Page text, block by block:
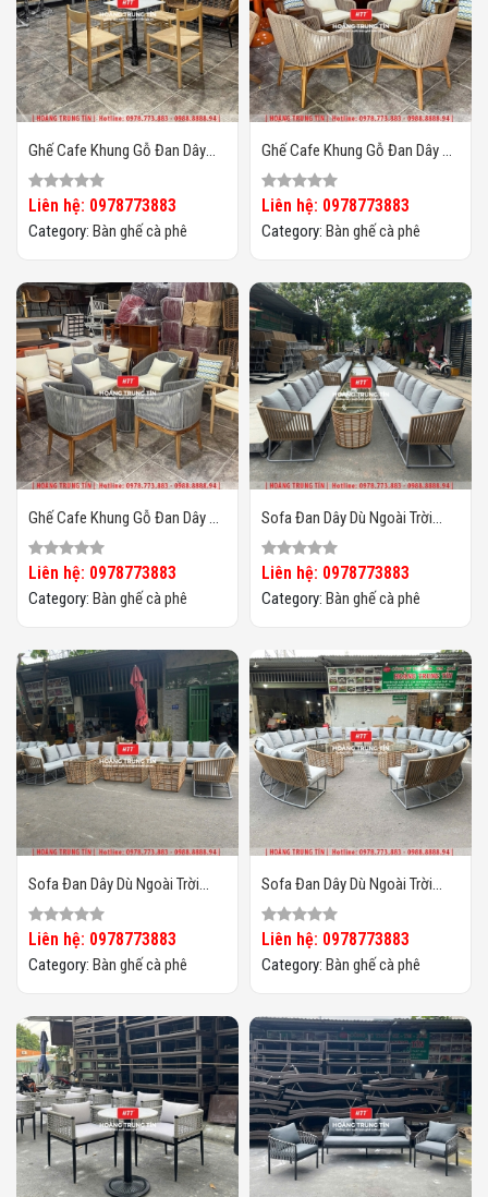
Ghế Cafe Khung Gỗ Đan Dây
Cói HTT01
Liên hệ: 0978773883
Category: Bàn ghế cà phê
Ghế Cafe Khung Gỗ Đan Dây Dù
HTT03
Liên hệ: 0978773883
Category: Bàn ghế cà phê
Ghế Cafe Khung Gỗ Đan Dây Dù
HTT02
Liên hệ: 0978773883
Category: Bàn ghế cà phê
Sofa Đan Dây Dù Ngoài Trời
HTT-03
Liên hệ: 0978773883
Category: Bàn ghế cà phê
Sofa Đan Dây Dù Ngoài Trời
HTT-02
Liên hệ: 0978773883
Category: Bàn ghế cà phê
Sofa Đan Dây Dù Ngoài Trời
HTT-01
Liên hệ: 0978773883
Category: Bàn ghế cà phê